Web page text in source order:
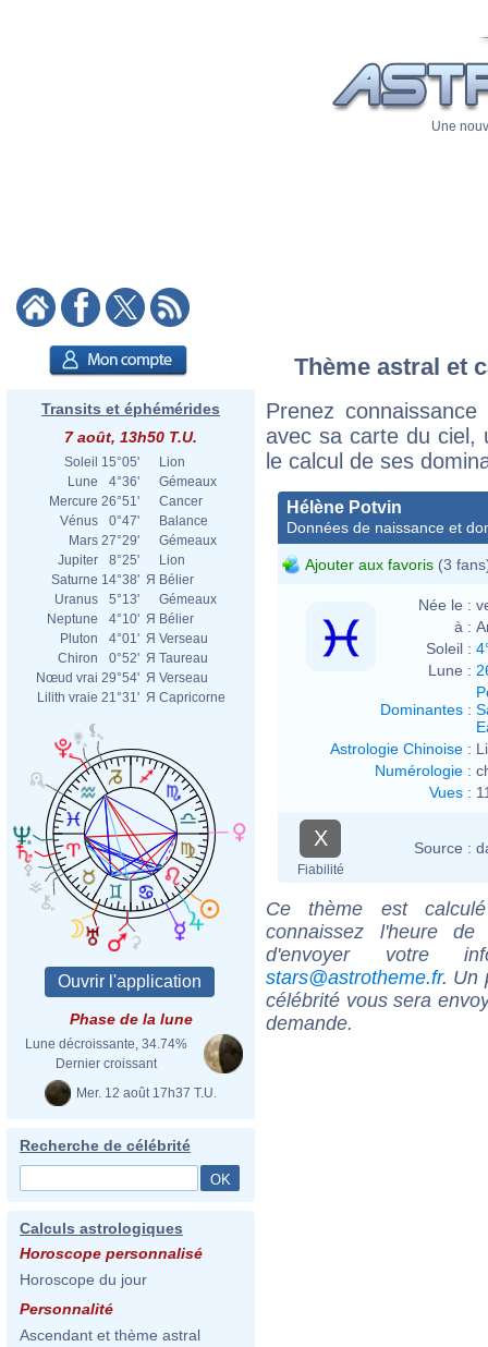
Une
Transits et éphémérides
7 août, 13h50 T.U.
Soleil 15°05'
Lion
Lune
4°36'
Gémeaux
Mercure 26°51'
Cancer
Vénus
0°47'
Balance
Mars 27°29'
Gémeaux
Jupiter
8°25'
Lion
Saturne 14°38' Я Bélier
Uranus
5°13'
Gémeaux
Neptune
4°10' Я Bélier
Pluton
4°01' Я Verseau
Chiron
0°52' Я Taureau
Nœud vrai 29°54' Я Verseau
Lilith vraie 21°31' Я Capricorne
Phase de la lune
Lune décroissante, 34.74%
Dernier croissant
Mer. 12 août 17h37 T.U.
Recherche de célébrité
Calculs astrologiques
Horoscope personnalisé
Horoscope du jour
Personnalité
Ascendant et thème astral
Thème astral et
Prenez
avec sa carte du ciel,
le calcul de ses
Hélène Potvin
Données de naissance et
Ajouter aux favoris (3
Née le :
à :
Soleil :
Lune :
Dominantes :
Astrologie Chinoise :
Numérologie :
Vues :
X
Fiabilité
Source :
Ce thème est
connaissez l'heure
d'envoyer votre
stars@astrotheme.fr. Un
célébrité vous sera
demande.